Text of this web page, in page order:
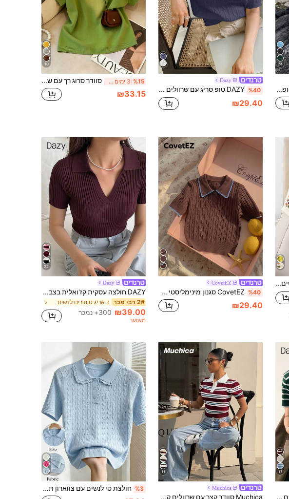
24
FOR BEAUTY טופ סרוג קיץ חדש לנשים, סגנון יומיומי, צבע ירוק חלק, גזרה רחבה עם כתף חשופה, סגנון בוהמי, מתאים לחוף הים ולחופשה, לבוש ריזורט
Dazy
%40 DAZY טופ סריג עם שרוולים קצרים עם צווארון פולו בצבע אחיד לנשים עם עיצוב דפוס טוויסט חד חזה לאירועים מזדמנים
₪29.40
10
%15 3 ימים אחרונים סוודר סרוג רך עם שרוול קצר, חולצה אלגנטית מינימליסטית מחטבת. בד סרוג ממשי קר, נושם וידידותי לעור. עיצוב צווארון עגול קלאסי, רב-שימושי לאביב/קיץ, יומיומי, נסיעות, פנאי, דייטים, מסיבות וחגים, חולצה ליציאה
₪33.15
טופ סריג קיץ לנשים בצבע משמש בהיר עם רקמה פרחונית וצווארון עגול עם שרוולים תפוחים, מתאים לחופשה, נסיעות יומיומיות, רב-תכליתי CovetEZ
%40 CovetEZ סגנון מינימליסטי קז'ואל סגנון פרפי חסימות צבע כחולות רקמות גזרה צווארון פולו חום סריג עם טוויסט שרוולים קצרים, מתאים לאביב וקיץ, סגנון קולג'
₪29.40
22
Dazy
DAZY חולצה עסקית קז'ואלית בצבע אחיד עם שרוולים קצרים לנשים
2# רבי מכר ב אריג סוודרים לנשים
₪39.00 300+ נמכר
משוער
17
DAZY סוודר פסים עם צווארון פולו לנשים
11
Muchica
Muchica סוודר קצר עם שרוולים קצרים בגזרה צמודה עם פסים לנשים
%3 חולצת טי לנשים עם צווארון תחרה טלאים, שרוולים קצרים, סוודר סרוג, לבוש יומיומי אלגנטי, סגירת כפתורים קדמית בצבע אחיד, מתאים לסתיו/חורף וקיץ